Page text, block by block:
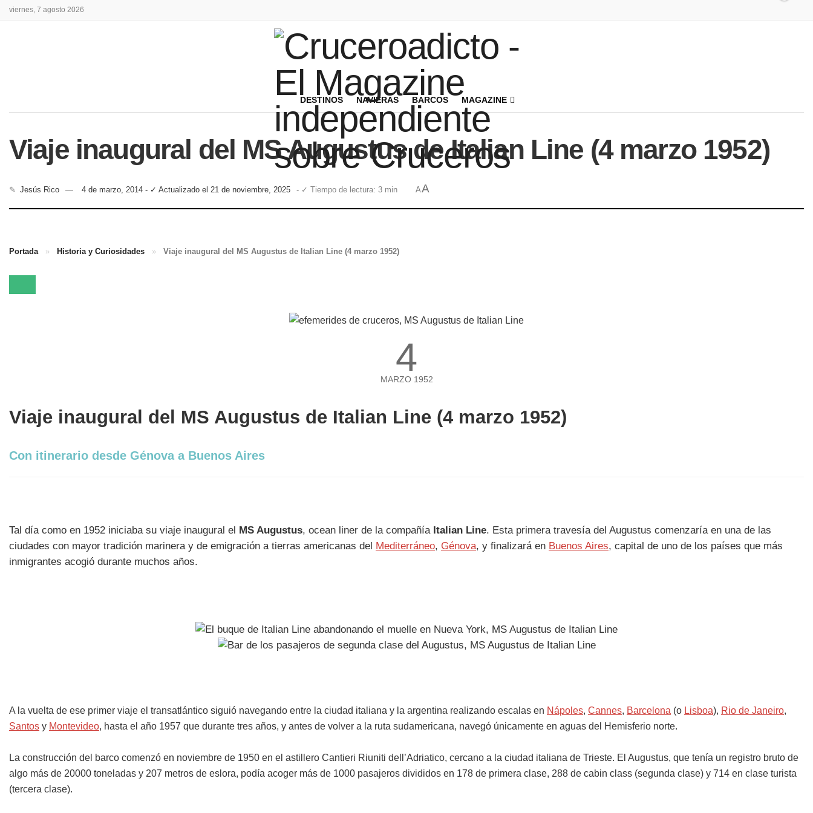
viernes, 7 agosto 2026
DESTINOS NAVIERAS BARCOS MAGAZINE
Viaje inaugural del MS Augustus de Italian Line (4 marzo 1952)
✎ Jesús Rico 4 de marzo, 2014 - ✓ Actualizado el 21 de noviembre, 2025 - ✓ Tiempo de lectura: 3 min AA
Portada » Historia y Curiosidades » Viaje inaugural del MS Augustus de Italian Line (4 marzo 1952)
4
MARZO 1952
Viaje inaugural del MS Augustus de Italian Line (4 marzo 1952)
Con itinerario desde Génova a Buenos Aires
Tal día como en 1952 iniciaba su viaje inaugural el MS Augustus, ocean liner de la compañía Italian Line. Esta primera travesía del Augustus comenzaría en una de las
ciudades con mayor tradición marinera y de emigración a tierras americanas del Mediterráneo, Génova, y finalizará en Buenos Aires, capital de uno de los países que más
inmigrantes acogió durante muchos años.
A la vuelta de ese primer viaje el transatlántico siguió navegando entre la ciudad italiana y la argentina realizando escalas en Nápoles, Cannes, Barcelona (o Lisboa), Rio de Janeiro,
Santos y Montevideo, hasta el año 1957 que durante tres años, y antes de volver a la ruta sudamericana, navegó únicamente en aguas del Hemisferio norte.
La construcción del barco comenzó en noviembre de 1950 en el astillero Cantieri Riuniti dell’Adriatico, cercano a la ciudad italiana de Trieste. El Augustus, que tenía un registro bruto de
algo más de 20000 toneladas y 207 metros de eslora, podía acoger más de 1000 pasajeros divididos en 178 de primera clase, 288 de cabin class (segunda clase) y 714 en clase turista
(tercera clase).